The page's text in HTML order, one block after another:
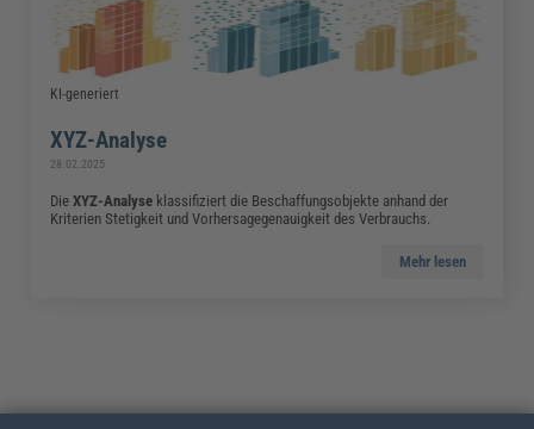
KI-generiert
XYZ-Analyse
28.02.2025
DieXYZ-Analyse klassifiziert die Beschaffungsobjekte anhand der
Kriterien Stetigkeit und Vorhersagegenauigkeit des Verbrauchs.
Mehr lesen